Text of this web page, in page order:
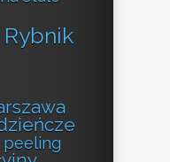
peeling